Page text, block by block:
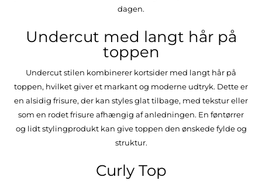
dagen.
Undercut med langt hår på
toppen
Undercut stilen kombinerer kortsider med langt hår på
toppen, hvilket giver et markant og moderne udtryk. Dette er
en alsidig frisure, der kan styles glat tilbage, med tekstur eller
som en rodet frisure afhængig af anledningen. En føntørrer
og lidt stylingprodukt kan give toppen den ønskede fylde og
struktur.
Curly Top